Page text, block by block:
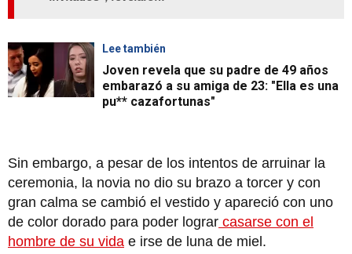
Lee también
Joven revela que su padre de 49 años
embarazó a su amiga de 23: "Ella es una
pu** cazafortunas"
Sin embargo, a pesar de los intentos de arruinar la
ceremonia, la novia no dio su brazo a torcer y con
gran calma se cambió el vestido y apareció con uno
de color dorado para poder lograr casarse con el
hombre de su vida e irse de luna de miel.